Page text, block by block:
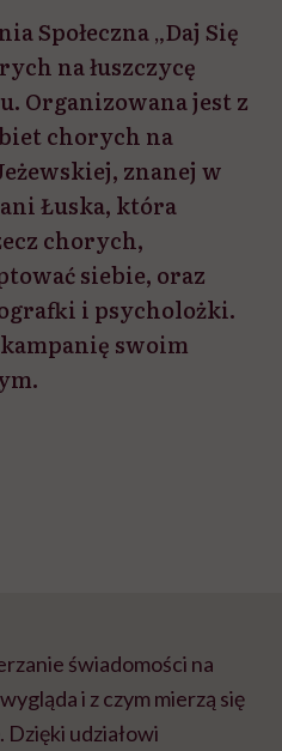
Społeczna „Daj Się
na łuszczycę
Organizowana jest z
chorych na
znanej w
Łuska, która
chorych,
siebie, oraz
i psycholożki.
swoim
świadomości na
i z czym mierzą się
Dzięki udziałowi